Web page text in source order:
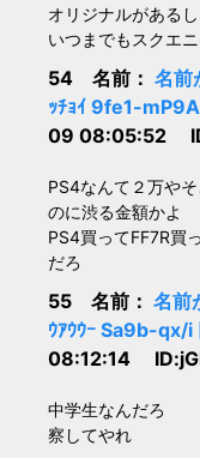
オリジナルがある
いつまでもスクエ
54 名前： 名前
ｯﾁｮｲ 9fe1-
09 08:05:52
PS4なんて２万や
のに渋る金額かよ
PS4買ってFF7R買
だろ
55 名前： 名前
ｳｱｳｳｰ Sa9b-
08:12:14
中学生なんだろ
察してやれ